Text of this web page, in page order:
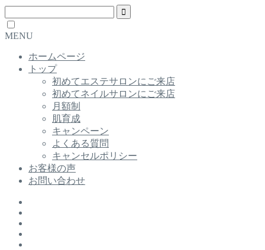
MENU
ホームページ
トップ
初めてエステサロンにご来店
初めてネイルサロンにご来店
月額制
肌育成
キャンペーン
よくある質問
キャンセルポリシー
お客様の声
お問い合わせ